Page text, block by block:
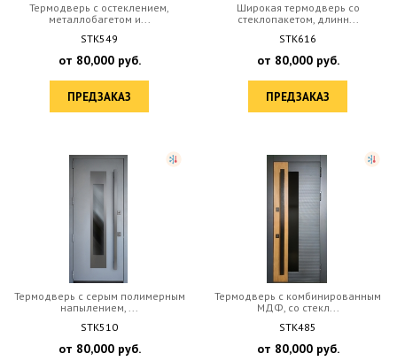
Термодверь с остеклением,
металлобагетом и...
STK549
от 80,000руб.
ПРЕДЗАКАЗ
Широкая термодверь со
стеклопакетом, длинн...
STK616
от 80,000руб.
ПРЕДЗАКАЗ
Термодверь с серым полимерным
напылением, ...
STK510
от 80,000руб.
Термодверь с комбинированным
МДФ, со стекл...
STK485
от 80,000руб.